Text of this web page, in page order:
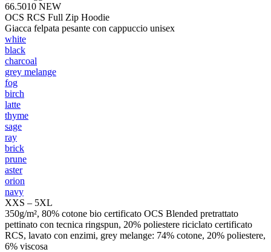
66.5010 NEW
OCS RCS Full Zip Hoodie
Giacca felpata pesante con cappuccio unisex
white
black
charcoal
grey melange
fog
birch
latte
thyme
sage
ray
brick
prune
aster
orion
navy
XXS – 5XL
350g/m², 80% cotone bio certificato OCS Blended pretrattato
pettinato con tecnica ringspun, 20% poliestere riciclato certificato
RCS, lavato con enzimi, grey melange: 74% cotone, 20% poliestere,
6% viscosa